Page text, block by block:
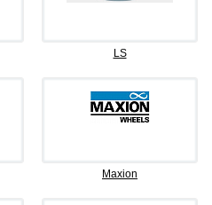
LS
Maxion